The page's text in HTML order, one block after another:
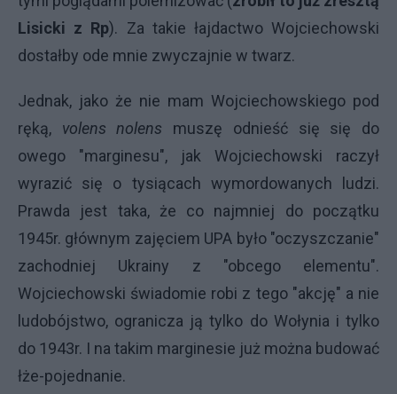
Lisicki z Rp). Za takie łajdactwo Wojciechowski
dostałby ode mnie zwyczajnie w twarz.
Jednak, jako że nie mam Wojciechowskiego pod
ręką, volens nolens muszę odnieść się się do
owego "marginesu", jak Wojciechowski raczył
wyrazić się o tysiącach wymordowanych ludzi.
Prawda jest taka, że co najmniej do początku
1945r. głównym zajęciem UPA było "oczyszczanie"
zachodniej Ukrainy z "obcego elementu".
Wojciechowski świadomie robi z tego "akcję" a nie
ludobójstwo, ogranicza ją tylko do Wołynia i tylko
do 1943r. I na takim marginesie już można budować
łże-pojednanie.